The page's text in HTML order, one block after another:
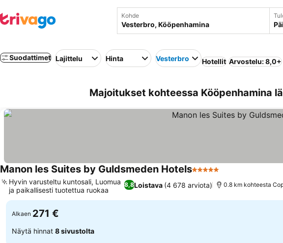
Kohde
Suodattimet Lajittelu Hinta Vesterbro Hotellit Arvostelu: 8,0+
Majoitukset kohteessa Kööpenhamina
Manon les Suites by Guldsmeden Hotels5 Tähtiluokitus
8,8Loistava (4 678 arviota)
Hyvin varusteltu kuntosali, Luomua
ja paikallisesti tuotettua ruokaa
0.8 km kohteesta
Alkaen 271 €
Näytä hinnat 8 sivustolta